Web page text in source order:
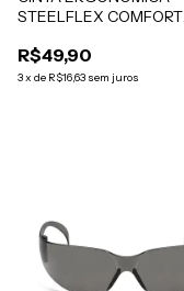
STEELFLEX COMFORT
R$49,90
3x de R$16,63 sem juros